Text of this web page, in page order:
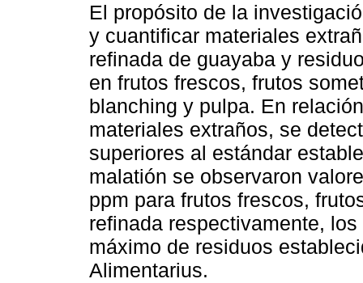
El propósito de la
y cuantificar materiales
refinada de guayaba y
en frutos frescos, frutos
blanching y pulpa. En
materiales extraños, se
superiores al estándar
malatión se observaron
ppm para frutos frescos,
refinada respectivamente,
máximo de residuos
Alimentarius.